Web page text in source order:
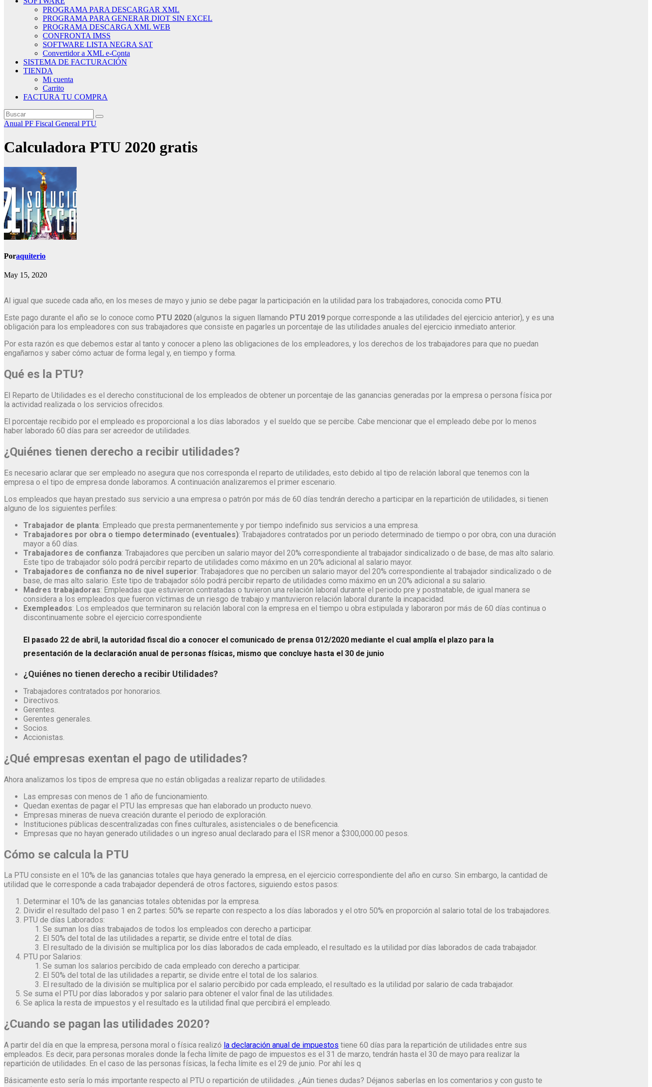
PROGRAMA PARA DESCARGAR XML
PROGRAMA PARA GENERAR DIOT SIN EXCEL
PROGRAMA DESCARGA XML WEB
CONFRONTA IMSS
SOFTWARE LISTA NEGRA SAT
Convertidor a XML e-Conta
SISTEMA DE FACTURACIÓN
TIENDA
Mi cuenta
Carrito
FACTURA TU COMPRA
Anual PF Fiscal General PTU
Calculadora PTU 2020 gratis
Poraquiterio
May 15, 2020
Al igual que sucede cada año, en los meses de mayo y junio se debe pagar la participación en la utilidad para los trabajadores, conocida como PTU.
Este pago durante el año se lo conoce como PTU 2020 (algunos la siguen llamando PTU 2019 porque corresponde a las utilidades del ejercicio anterior), y es una
obligación para los empleadores con sus trabajadores que consiste en pagarles un porcentaje de las utilidades anuales del ejercicio inmediato anterior.
Por esta razón es que debemos estar al tanto y conocer a pleno las obligaciones de los empleadores, y los derechos de los trabajadores para que no puedan
engañarnos y saber cómo actuar de forma legal y, en tiempo y forma.
Qué es la PTU?
El Reparto de Utilidades es el derecho constitucional de los empleados de obtener un porcentaje de las ganancias generadas por la empresa o persona física por
la actividad realizada o los servicios ofrecidos.
El porcentaje recibido por el empleado es proporcional a los días laborados y el sueldo que se percibe. Cabe mencionar que el empleado debe por lo menos
haber laborado 60 días para ser acreedor de utilidades.
¿Quiénes tienen derecho a recibir utilidades?
Es necesario aclarar que ser empleado no asegura que nos corresponda el reparto de utilidades, esto debido al tipo de relación laboral que tenemos con la
empresa o el tipo de empresa donde laboramos. A continuación analizaremos el primer escenario.
Los empleados que hayan prestado sus servicio a una empresa o patrón por más de 60 días tendrán derecho a participar en la repartición de utilidades, si tienen
alguno de los siguientes perfiles:
Trabajador de planta: Empleado que presta permanentemente y por tiempo indefinido sus servicios a una empresa.
Trabajadores por obra o tiempo determinado (eventuales): Trabajadores contratados por un periodo determinado de tiempo o por obra, con una duración
mayor a 60 días.
Trabajadores de confianza: Trabajadores que perciben un salario mayor del 20% correspondiente al trabajador sindicalizado o de base, de mas alto salario.
Este tipo de trabajador sólo podrá percibir reparto de utilidades como máximo en un 20% adicional al salario mayor.
Trabajadores de confianza no de nivel superior: Trabajadores que no perciben un salario mayor del 20% correspondiente al trabajador sindicalizado o de
base, de mas alto salario. Este tipo de trabajador sólo podrá percibir reparto de utilidades como máximo en un 20% adicional a su salario.
Madres trabajadoras: Empleadas que estuvieron contratadas o tuvieron una relación laboral durante el periodo pre y postnatable, de igual manera se
considera a los empleados que fueron víctimas de un riesgo de trabajo y mantuvieron relación laboral durante la incapacidad.
Exempleados: Los empleados que terminaron su relación laboral con la empresa en el tiempo u obra estipulada y laboraron por más de 60 días continua o
discontinuamente sobre el ejercicio correspondiente
El pasado 22 de abril, la autoridad fiscal dio a conocer el comunicado de prensa 012/2020 mediante el cual amplía el plazo para la
presentación de la declaración anual de personas físicas, mismo que concluye hasta el 30 de junio
¿Quiénes no tienen derecho a recibir Utilidades?
Trabajadores contratados por honorarios.
Directivos.
Gerentes.
Gerentes generales.
Socios.
Accionistas.
¿Qué empresas exentan el pago de utilidades?
Ahora analizamos los tipos de empresa que no están obligadas a realizar reparto de utilidades.
Las empresas con menos de 1 año de funcionamiento.
Quedan exentas de pagar el PTU las empresas que han elaborado un producto nuevo.
Empresas mineras de nueva creación durante el periodo de exploración.
Instituciones públicas descentralizadas con fines culturales, asistenciales o de beneficencia.
Empresas que no hayan generado utilidades o un ingreso anual declarado para el ISR menor a $300,000.00 pesos.
Cómo se calcula la PTU
La PTU consiste en el 10% de las ganancias totales que haya generado la empresa, en el ejercicio correspondiente del año en curso. Sin embargo, la cantidad de
utilidad que le corresponde a cada trabajador dependerá de otros factores, siguiendo estos pasos:
Determinar el 10% de las ganancias totales obtenidas por la empresa.
Dividir el resultado del paso 1 en 2 partes: 50% se reparte con respecto a los días laborados y el otro 50% en proporción al salario total de los trabajadores.
PTU de días Laborados:
Se suman los días trabajados de todos los empleados con derecho a participar.
El 50% del total de las utilidades a repartir, se divide entre el total de días.
El resultado de la división se multiplica por los días laborados de cada empleado, el resultado es la utilidad por días laborados de cada trabajador.
PTU por Salarios:
Se suman los salarios percibido de cada empleado con derecho a participar.
El 50% del total de las utilidades a repartir, se divide entre el total de los salarios.
El resultado de la división se multiplica por el salario percibido por cada empleado, el resultado es la utilidad por salario de cada trabajador.
Se suma el PTU por días laborados y por salario para obtener el valor final de las utilidades.
Se aplica la resta de impuestos y el resultado es la utilidad final que percibirá el empleado.
¿Cuando se pagan las utilidades 2020?
A partir del día en que la empresa, persona moral o física realizó la declaración anual de impuestos tiene 60 días para la repartición de utilidades entre sus
empleados. Es decir, para personas morales donde la fecha límite de pago de impuestos es el 31 de marzo, tendrán hasta el 30 de mayo para realizar la
repartición de utilidades. En el caso de las personas físicas, la fecha límite es el 29 de junio. Por ahí les q
Básicamente esto sería lo más importante respecto al PTU o repartición de utilidades. ¿Aún tienes dudas? Déjanos saberlas en los comentarios y con gusto te